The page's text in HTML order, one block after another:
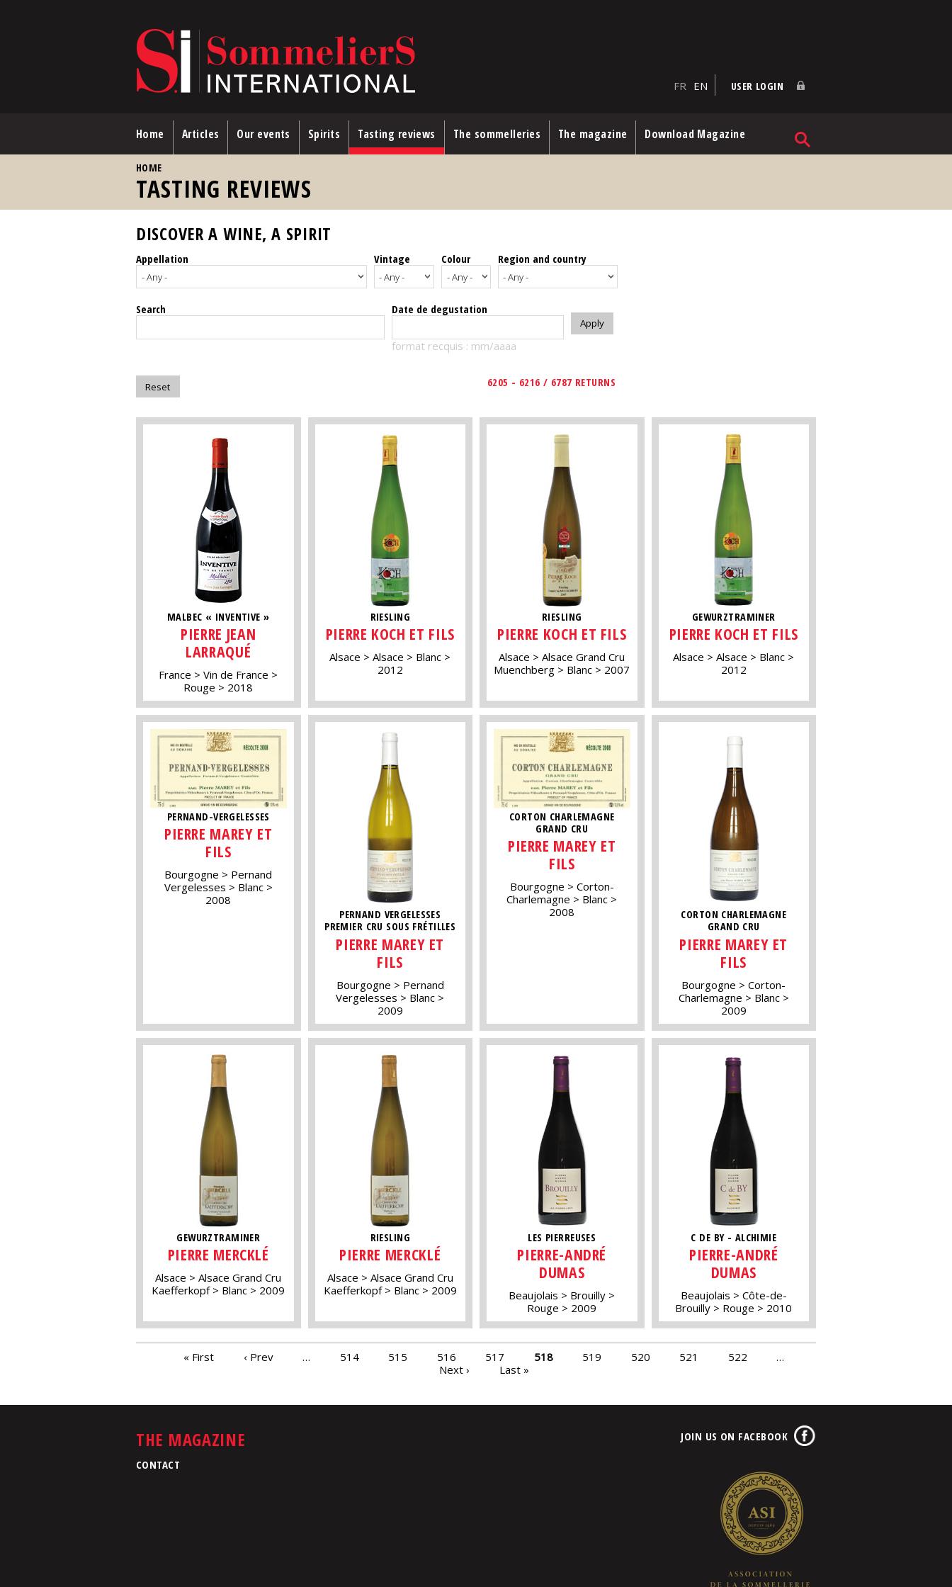
FR EN USER LOGIN
Home Articles Our events Spirits Tasting reviews The sommelleries The magazine Download Magazine
HOME
TASTING REVIEWS
DISCOVER A WINE, A SPIRIT
Appellation Vintage Colour Region and country
Search Date de degustation
format recquis : mm/aaaa
6205 - 6216 / 6787 RETURNS
MALBEC « INVENTIVE »
PIERRE JEAN
LARRAQUÉ
France
Vin de France
Rouge
2018
RIESLING
PIERRE KOCH ET FILS
Alsace Alsace
Blanc
2012
RIESLING
PIERRE KOCH ET FILS
Alsace
Alsace Grand Cru
Muenchberg
Blanc 2007
GEWURZTRAMINER
PIERRE KOCH ET FILS
Alsace Alsace
Blanc
2012
PERNAND-VERGELESSES
PIERRE MAREY ET
FILS
Bourgogne
Pernand
Vergelesses
Blanc
2008
PERNAND VERGELESSES
PREMIER CRU SOUS FRÉTILLES
PIERRE MAREY ET
FILS
Bourgogne
Pernand
Vergelesses
Blanc
2009
CORTON CHARLEMAGNE
GRAND CRU
PIERRE MAREY ET
FILS
Bourgogne
Corton-
Charlemagne
Blanc
2008
CORTON CHARLEMAGNE
GRAND CRU
PIERRE MAREY ET
FILS
Bourgogne
Corton-
Charlemagne
Blanc
2009
GEWURZTRAMINER
PIERRE MERCKLÉ
Alsace
Alsace Grand Cru
Kaefferkopf
Blanc 2009
RIESLING
PIERRE MERCKLÉ
Alsace
Alsace Grand Cru
Kaefferkopf
Blanc 2009
LES PIERREUSES
PIERRE-ANDRÉ
DUMAS
Beaujolais
Brouilly
Rouge
2009
C DE BY - ALCHIMIE
PIERRE-ANDRÉ
DUMAS
Beaujolais
Côte-de-
Brouilly
Rouge 2010
« First ‹ Prev … 514 515 516 517 518 519 520 521 522
…
Next ›
Last »
THE MAGAZINE
CONTACT
JOIN US ON FACEBOOK